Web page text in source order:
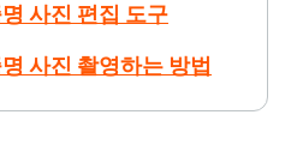
사진 편집 도구
사진 촬영하는 방법